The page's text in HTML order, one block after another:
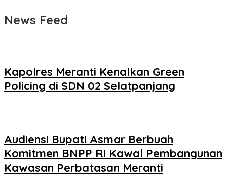
News Feed
Kapolres Meranti Kenalkan Green
Policing di SDN 02 Selatpanjang
Audiensi Bupati Asmar Berbuah
Komitmen BNPP RI Kawal Pembangunan
Kawasan Perbatasan Meranti